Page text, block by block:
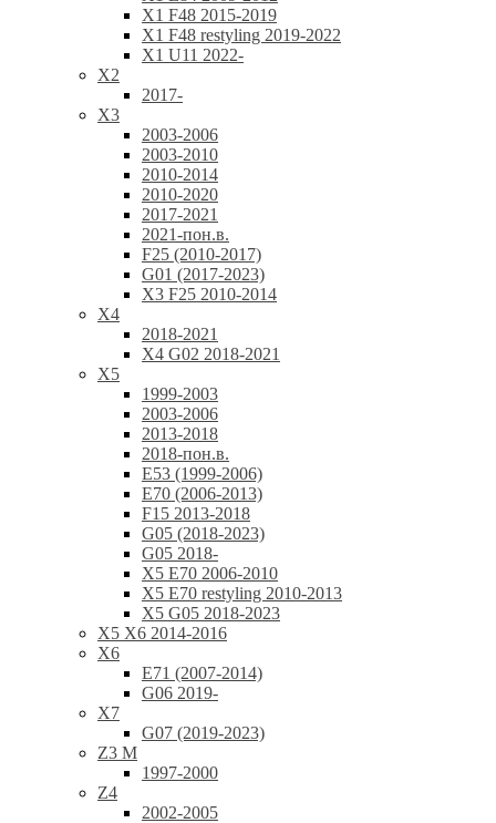
X1 F48 2015-2019
X1 F48 restyling 2019-2022
X1 U11 2022-
X2
2017-
X3
2003-2006
2003-2010
2010-2014
2010-2020
2017-2021
2021-пон.в.
F25 (2010-2017)
G01 (2017-2023)
X3 F25 2010-2014
X4
2018-2021
X4 G02 2018-2021
X5
1999-2003
2003-2006
2013-2018
2018-пон.в.
E53 (1999-2006)
E70 (2006-2013)
F15 2013-2018
G05 (2018-2023)
G05 2018-
X5 E70 2006-2010
X5 E70 restyling 2010-2013
X5 G05 2018-2023
X5 X6 2014-2016
X6
E71 (2007-2014)
G06 2019-
X7
G07 (2019-2023)
Z3 M
1997-2000
Z4
2002-2005